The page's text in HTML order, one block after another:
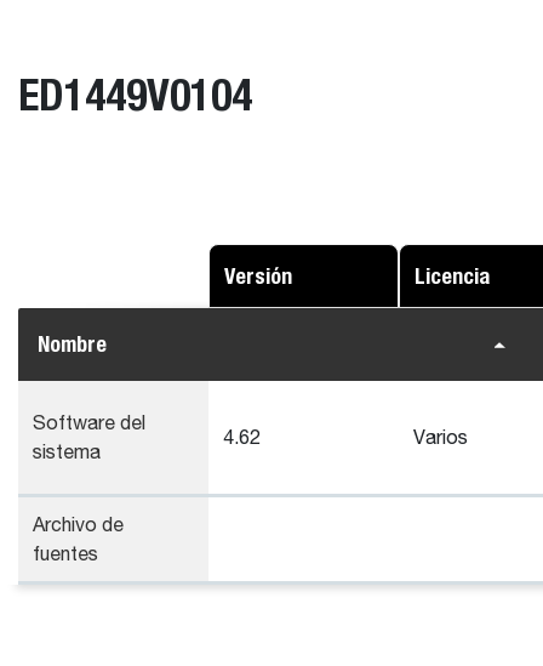
ED1449V0104
Versión Licencia
Nombre
Software del
sistema
4.62 Varios
Archivo de
fuentes